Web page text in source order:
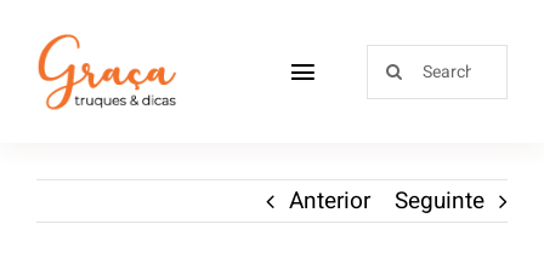
Receitas
Anterior Seguinte